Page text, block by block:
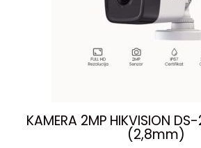
KAMERA 2MP HIKVISION
(2,8mm)